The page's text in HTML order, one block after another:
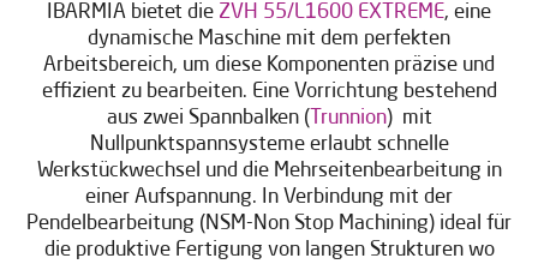
IBARMIA bietet die ZVH 55/L1600 EXTREME, eine
dynamische Maschine mit dem perfekten
Arbeitsbereich, um diese Komponenten präzise und
effizient zu bearbeiten. Eine Vorrichtung bestehend
aus zwei Spannbalken ( Trunnion) mit
Nullpunktspannsysteme erlaubt schnelle
Werkstückwechsel und die Mehrseitenbearbeitung in
einer Aufspannung. In Verbindung mit der
Pendelbearbeitung (NSM-Non Stop Machining) ideal für
die produktive Fertigung von langen Strukturen wo